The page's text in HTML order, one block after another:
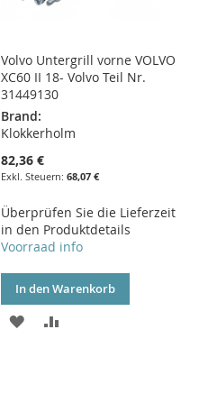
Volvo Untergrill vorne VOLVO
XC60 II 18- Volvo Teil Nr.
31449130
Brand:
Klokkerholm
82,36 €
68,07 €
Überprüfen Sie die Lieferzeit
in den Produktdetails
Voorraad info
In den Warenkorb
ZUR